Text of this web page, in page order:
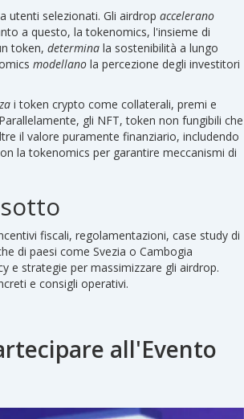
utenti selezionati. Gli airdrop accelerano
a questo, latokenomics, l'insieme di
token, determina la sostenibilità a lungo
modellano la percezione degli investitori
i token crypto come collaterali, premi e
gli NFT,token non fungibili che
il valore puramente finanziario, includendo
la tokenomics per garantire meccanismi di
fiscali, regolamentazioni, case study di
di paesi come Svezia o Cambogia
e strategie per massimizzare gli airdrop.
e consigli operativi.
all'Evento